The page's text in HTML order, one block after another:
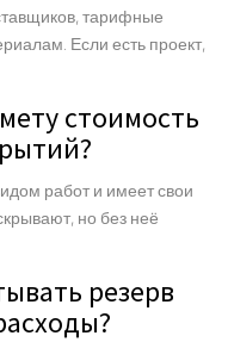
тарифные
Если есть проект,
стоимость
работ и имеет свои
но без неё
резерв